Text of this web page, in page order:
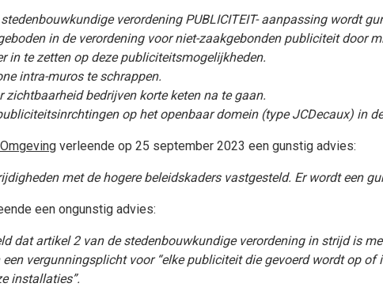
verordening PUBLICITEIT- aanpassing wordt
in de verordening voor niet-zaakgebonden publiciteit door
in te zetten op deze publiciteitsmogelijkheden.
intra-muros te schrappen.
zichtbaarheid bedrijven korte keten na te gaan.
op het openbaar domein (type JCDecaux) in
verleende op 25 september 2023 een gunstig advies:
met de hogere beleidskaders vastgesteld. Er wordt een
een ongunstig advies:
dat artikel 2 van de stedenbouwkundige verordening in strijd is
vergunningsplicht voor “elke publiciteit die gevoerd wordt op
installaties”.